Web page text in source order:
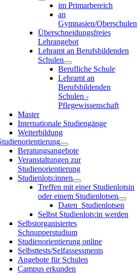
im Primarbereich
an
Gymnasien/Oberschulen
Überschneidungsfreies
Lehrangebot
Lehramt an Berufsbildenden
Schulen
Berufliche Schule
Lehramt an
Berufsbildenden
Schulen -
Pflegewissenschaft
Master
Internationale Studiengänge
Weiterbildung
Beratungsangebote
Veranstaltungen zur
Studienorientierung
Studienlots:innen
Treffen mit einer Studienlotsin
oder einem Studienlotsen
Daten_Studienlotsen
Selbst Studienlots:in werden
Selbstorganisiertes
Schnupperstudium
Studienorientierung online
Selbsttests/Selfassessments
Angebote für Schulen
Campus erkunden